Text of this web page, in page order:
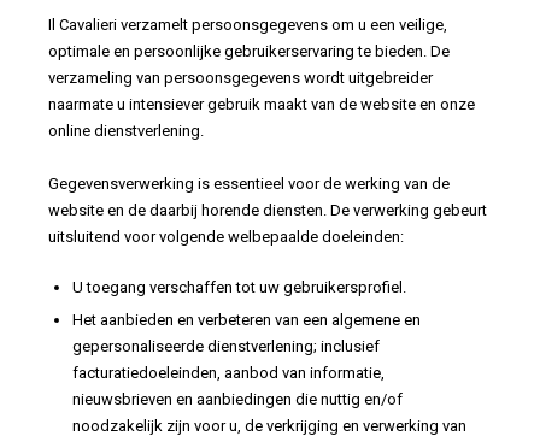
Il Cavalieri verzamelt persoonsgegevens om u een veilige,
optimale en persoonlijke gebruikerservaring te bieden. De
verzameling van persoonsgegevens wordt uitgebreider
naarmate u intensiever gebruik maakt van de website en onze
online dienstverlening.
Gegevensverwerking is essentieel voor de werking van de
website en de daarbij horende diensten. De verwerking gebeurt
uitsluitend voor volgende welbepaalde doeleinden:
U toegang verschaffen tot uw gebruikersprofiel.
Het aanbieden en verbeteren van een algemene en
gepersonaliseerde dienstverlening; inclusief
facturatiedoeleinden, aanbod van informatie,
nieuwsbrieven en aanbiedingen die nuttig en/of
noodzakelijk zijn voor u, de verkrijging en verwerking van